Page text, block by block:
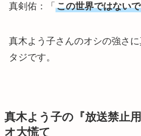
真剣佑：「 この世界ではない
真木よう子さんのオシの強さ
タジです。
真木よう子の『放送禁止
オ大慌て